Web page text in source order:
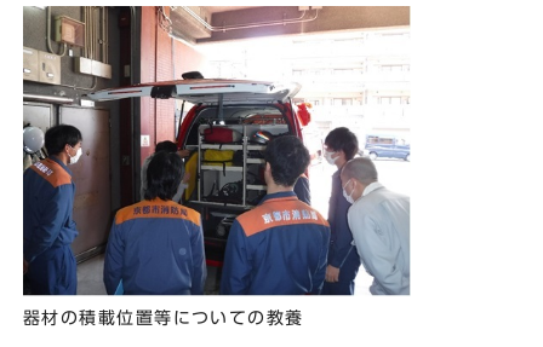
器材の積載位置等についての教養